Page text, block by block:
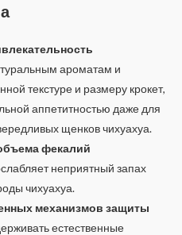
ароматам и
текстуре и размеру крокет,
аппетитностью даже для
щенков чихуахуа.
фекалий
неприятный запах
чихуахуа.
механизмов защиты
естественные